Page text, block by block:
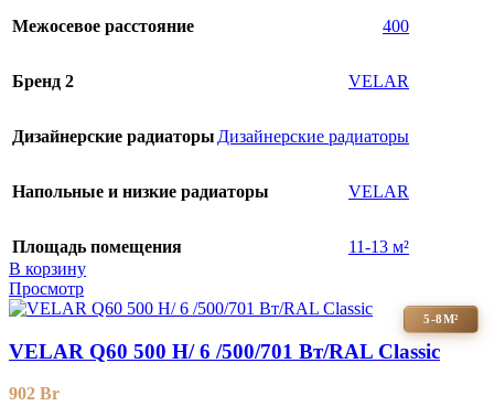
Межосевое расстояние 400
Бренд 2 VELAR
Дизайнерские радиаторы Дизайнерские радиаторы
Напольные и низкие радиаторы VELAR
Площадь помещения
11-13 м²
В корзину
Просмотр
5-8М²
VELAR Q60 500 H/ 6 /500/701 Вт/RAL Classic
902 Br